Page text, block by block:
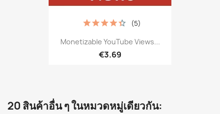
Monetizable YouTube Views...
€3.69
(5)
20 สินค้าอื่น ๆ ในหมวดหมู่เดียวกัน: